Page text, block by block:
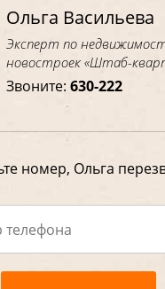
Ольга Васильева
Эксперт по
новостроек «Штаб-
Звоните:630-222
номер, Ольга